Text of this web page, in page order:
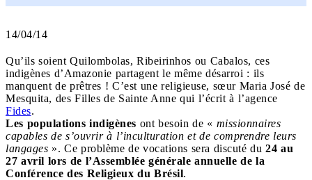
14/04/14
Qu’ils soient Quilombolas, Ribeirinhos ou Cabalos, ces
indigènes d’Amazonie partagent le même désarroi : ils
manquent de prêtres ! C’est une religieuse, sœur Maria José de
Mesquita, des Filles de Sainte Anne qui l’écrit à l’agence
Fides.
Les populations indigènes ont besoin de « missionnaires
capables de s’ouvrir à l’inculturation et de comprendre leurs
langages ». Ce problème de vocations sera discuté du 24 au
27 avril lors de l’Assemblée générale annuelle de la
Conférence des Religieux du Brésil.